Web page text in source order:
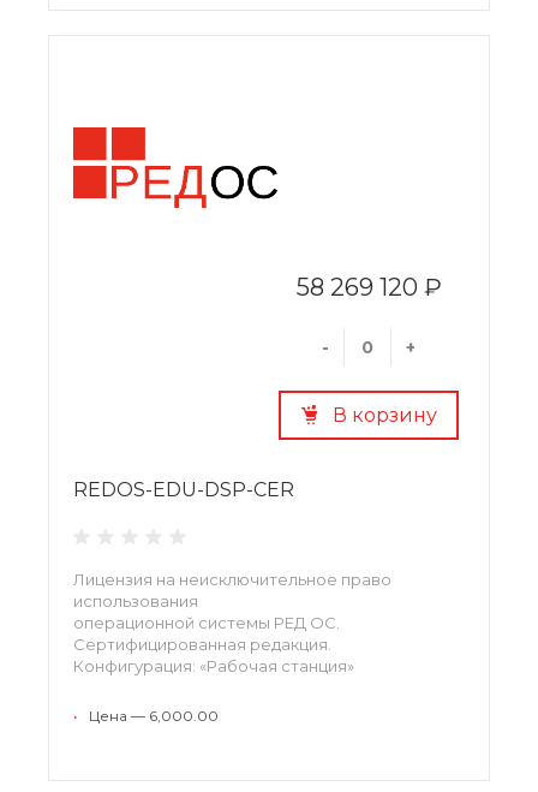
58 269 120 ₽
- +
В корзину
REDOS-EDU-DSP-CER
Лицензия на неисключительное право
использования
операционной системы РЕД ОС.
Сертифицированная редакция.
Конфигурация: «Рабочая станция»
• Цена — 6,000.00